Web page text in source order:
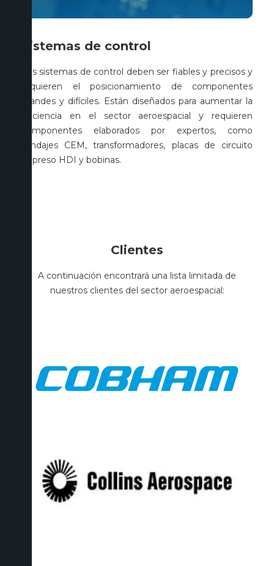
Sistemas de control
Los sistemas de control deben ser fiables y precisos y
requieren el posicionamiento de componentes
grandes y difíciles. Están diseñados para aumentar la
eficiencia en el sector aeroespacial y requieren
componentes elaborados por expertos, como
blindajes CEM, transformadores, placas de circuito
impreso HDI y bobinas.
Clientes
A continuación encontrará una lista limitada de
nuestros clientes del sector aeroespacial: